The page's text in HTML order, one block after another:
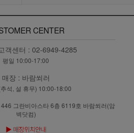
CENTER
객센터 : 02-6949-4285
평일 10:00-17:00
매장 : 바람쐬러
석, 설 휴무) 10:00-18:00
그란비아스타 6층 6119호 바람쐬러(암
벽닷컴)